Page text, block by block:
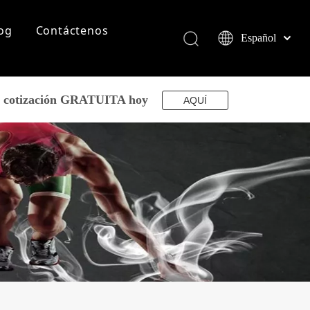
Contáctenos
Español
简体中文
Deutsch
Italiano
norsk språk
GRATUITA hoy AQUÍ